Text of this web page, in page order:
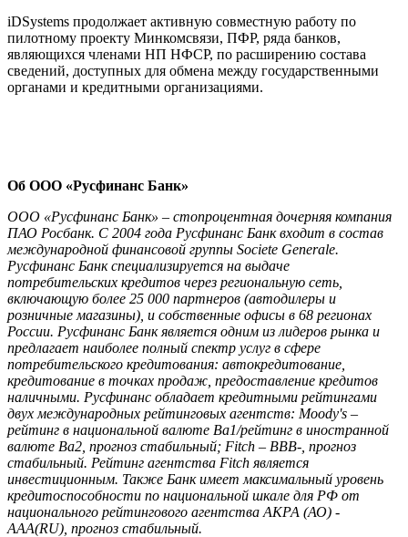
iDSystems продолжает активную совместную работу по
пилотному проекту Минкомсвязи, ПФР, ряда банков,
являющихся членами НП НФСР, по расширению состава
сведений, доступных для обмена между государственными
органами и кредитными организациями.
Об ООО «Русфинанс Банк»
ООО «Русфинанс Банк» – стопроцентная дочерняя компания
ПАО Росбанк. С 2004 года Русфинанс Банк входит в состав
международной финансовой группы Societe Generale.
Русфинанс Банк специализируется на выдаче
потребительских кредитов через региональную сеть,
включающую более 25 000 партнеров (автодилеры и
розничные магазины), и собственные офисы в 68 регионах
России. Русфинанс Банк является одним из лидеров рынка и
предлагает наиболее полный спектр услуг в сфере
потребительского кредитования: автокредитование,
кредитование в точках продаж, предоставление кредитов
наличными. Русфинанс обладает кредитными рейтингами
двух международных рейтинговых агентств: Moody's –
рейтинг в национальной валюте Ba1/рейтинг в иностранной
валюте Ba2, прогноз стабильный; Fitch – BBB-, прогноз
стабильный. Рейтинг агентства Fitch является
инвестиционным. Также Банк имеет максимальный уровень
кредитоспособности по национальной шкале для РФ от
национального рейтингового агентства АКРА (АО) -
AAA(RU), прогноз стабильный.